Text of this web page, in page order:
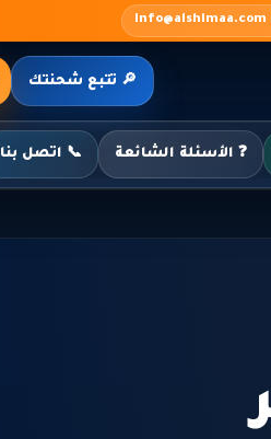
❓ الأسئلة الشائعة 📞 اتصل بنا
🔎 تتبع شحنتك